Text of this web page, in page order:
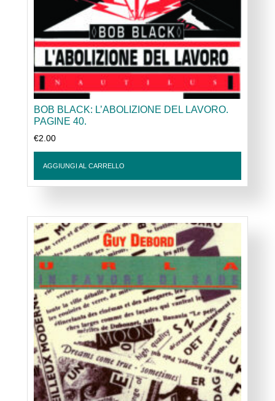
BOB BLACK: L’ABOLIZIONE DEL LAVORO.
PAGINE 40.
€2.00
AGGIUNGI AL CARRELLO